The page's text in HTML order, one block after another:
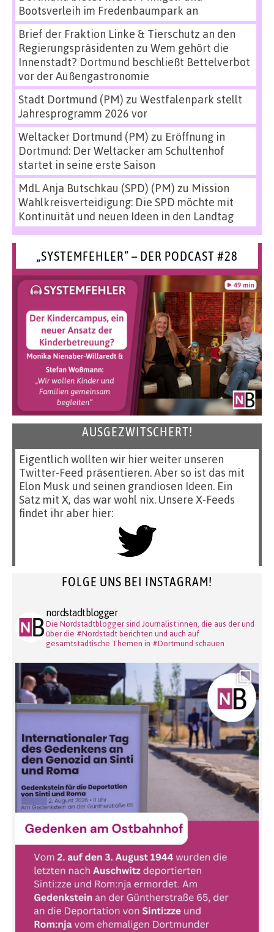
Bootsverleih im Fredenbaumpark an
Brief der Fraktion Linke & Tierschutz an den
Regierungspräsidenten zu Wem gehört die
Innenstadt? Dortmund beschließt Bettelverbot
vor der Außengastronomie
Stadt Dortmund (PM) zu Westfalenpark stellt
Jahresprogramm 2026 vor
Weltacker Dortmund (PM) zu Eröffnung in
Dortmund: Der Weltacker am Schultenhof
startet in seine erste Saison
MdL Anja Butschkau (SPD) (PM) zu Mission
Wahlkreisverteidigung: Die SPD möchte mit
Kontinuität und neuen Ideen in den Landtag
„SYSTEMFEHLER“ – DER PODCAST #28
AUSGEZWITSCHERT!
Eigentlich wollten wir hier weiter unseren
Twitter-Feed präsentieren. Aber so ist das mit
Elon Musk und seinen grandiosen Ideen. Ein
Satz mit X, das war wohl nix. Unsere X-Feeds
findet ihr aber hier:
FOLGE UNS BEI INSTAGRAM!
nordstadtblogger
Die Nordstadtblogger sind Journalist:innen, die aus der und
über die #Nordstadt berichten und auch auf
gesamtstädtische Themen in #Dortmund schauen